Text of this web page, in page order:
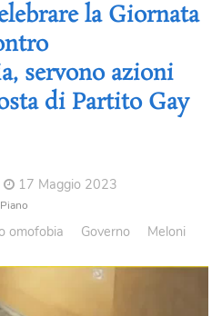
la Giornata
servono azioni
di Partito Gay
17 Maggio 2023
omofobia Governo
Meloni